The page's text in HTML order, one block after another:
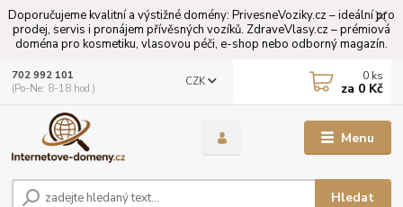
Doporučujeme kvalitní a výstižné domény: PrivesneVoziky.cz – ideální pro
prodej, servis i pronájem přívěsných vozíků. ZdraveVlasy.cz – prémiová
doména pro kosmetiku, vlasovou péči, e-shop nebo odborný magazín.
Menu
CZK
Hledat
702 992 101
(Po-Ne: 8-18 hod.)
0 ks
za 0 Kč